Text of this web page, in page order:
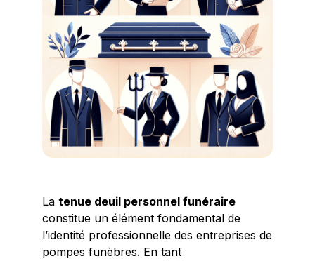
La tenue deuil personnel funéraire
constitue un élément fondamental de
l’identité professionnelle des entreprises de
pompes funèbres. En tant